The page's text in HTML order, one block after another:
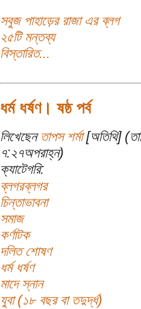
সবুজ পাহাড়ের রাজা এর ব্লগ
২৫টি মন্তব্য
বিস্তারিত...
ধর্ম ধর্ষণ। ষষ্ঠ পর্ব
লিখেছেন তাপস শর্মা[অতিথি]
৭:২৭অপরাহ্ন)
ক্যাটেগরি:
ব্লগরব্লগর
চিন্তাভাবনা
সমাজ
কর্ণাটক
দলিত শোষণ
ধর্ম ধর্ষণ
মাদে স্নান
যুবা (১৮ বছর বা তদুর্দ্ধ)